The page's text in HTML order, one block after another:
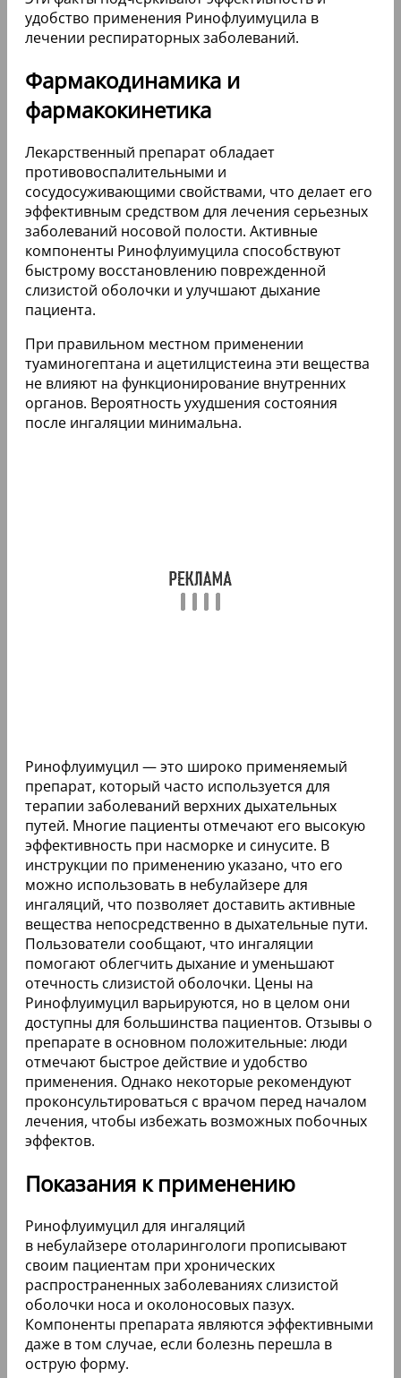
удобство применения Ринофлуимуцила в
лечении респираторных заболеваний.
Фармакодинамика и
фармакокинетика
Лекарственный препарат обладает
противовоспалительными и
сосудосуживающими свойствами, что делает его
эффективным средством для лечения серьезных
заболеваний носовой полости. Активные
компоненты Ринофлуимуцила способствуют
быстрому восстановлению поврежденной
слизистой оболочки и улучшают дыхание
пациента.
При правильном местном применении
туаминогептана и ацетилцистеина эти вещества
не влияют на функционирование внутренних
органов. Вероятность ухудшения состояния
после ингаляции минимальна.
Ринофлуимуцил — это широко применяемый
препарат, который часто используется для
терапии заболеваний верхних дыхательных
путей. Многие пациенты отмечают его высокую
эффективность при насморке и синусите. В
инструкции по применению указано, что его
можно использовать в небулайзере для
ингаляций, что позволяет доставить активные
вещества непосредственно в дыхательные пути.
Пользователи сообщают, что ингаляции
помогают облегчить дыхание и уменьшают
отечность слизистой оболочки. Цены на
Ринофлуимуцил варьируются, но в целом они
доступны для большинства пациентов. Отзывы о
препарате в основном положительные: люди
отмечают быстрое действие и удобство
применения. Однако некоторые рекомендуют
проконсультироваться с врачом перед началом
лечения, чтобы избежать возможных побочных
эффектов.
Показания к применению
Ринофлуимуцил для ингаляций
в небулайзере отоларингологи прописывают
своим пациентам при хронических
распространенных заболеваниях слизистой
оболочки носа и околоносовых пазух.
Компоненты препарата являются эффективными
даже в том случае, если болезнь перешла в
острую форму.